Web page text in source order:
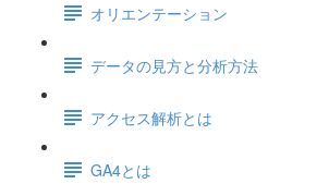
オリエンテーション
データの見方と分析方法
アクセス解析とは
GA4とは